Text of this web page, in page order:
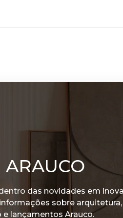
ARAUCO MELAMINA
ARAUCO COLOR
das novidades em
sobre arquitetura,
e lançamentos Arauco.